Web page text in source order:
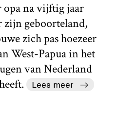
opa na vijftig jaar
zijn geboorteland,
zich pas hoezeer
West-Papua in het
van Nederland
Lees meer